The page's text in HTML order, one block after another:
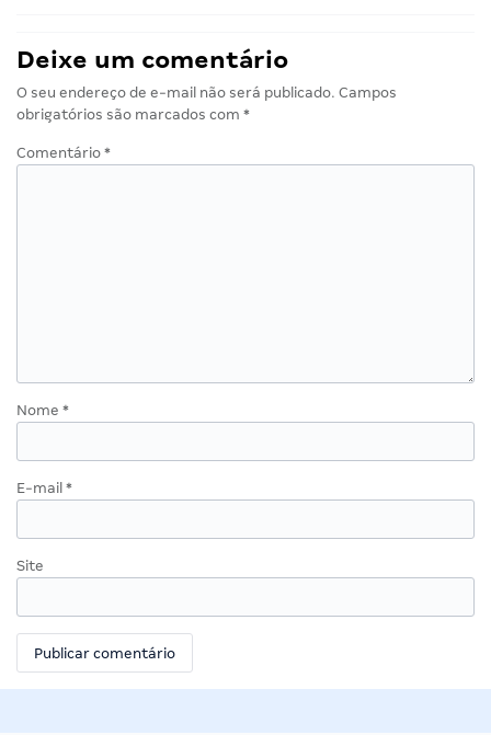
Deixe um comentário
O seu endereço de e-mail não será publicado. Campos
obrigatórios são marcados com *
Comentário *
Nome *
E-mail *
Site